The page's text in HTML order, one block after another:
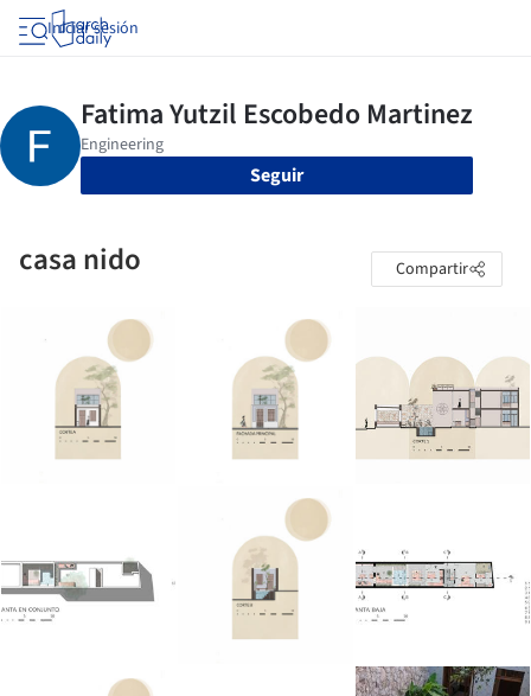
Iniciar sesión
Seguir
casa nido Compartir